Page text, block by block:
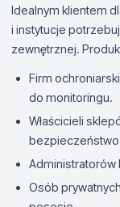
Idealnym klientem
i instytucje
zewnętrznej.
Firm
do monitoringu.
Właścicieli
Administratorów
Osób